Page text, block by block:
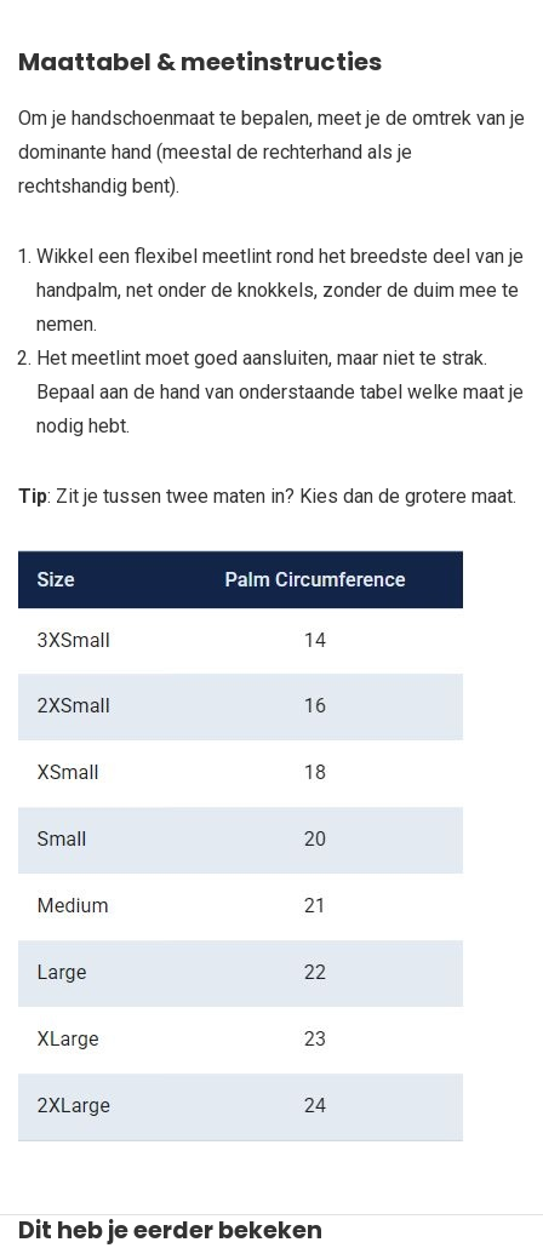
Maattabel & meetinstructies
Om je handschoenmaat te bepalen, meet je de omtrek van je
dominante hand (meestal de rechterhand als je
rechtshandig bent).
Wikkel een flexibel meetlint rond het breedste deel van je
handpalm, net onder de knokkels, zonder de duim mee te
nemen.
Het meetlint moet goed aansluiten, maar niet te strak.
Bepaal aan de hand van onderstaande tabel welke maat je
nodig hebt.
Tip: Zit je tussen twee maten in? Kies dan de grotere maat.
Dit heb je eerder bekeken